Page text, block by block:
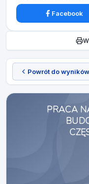
Powrót do wyników
PRACA
Facebook